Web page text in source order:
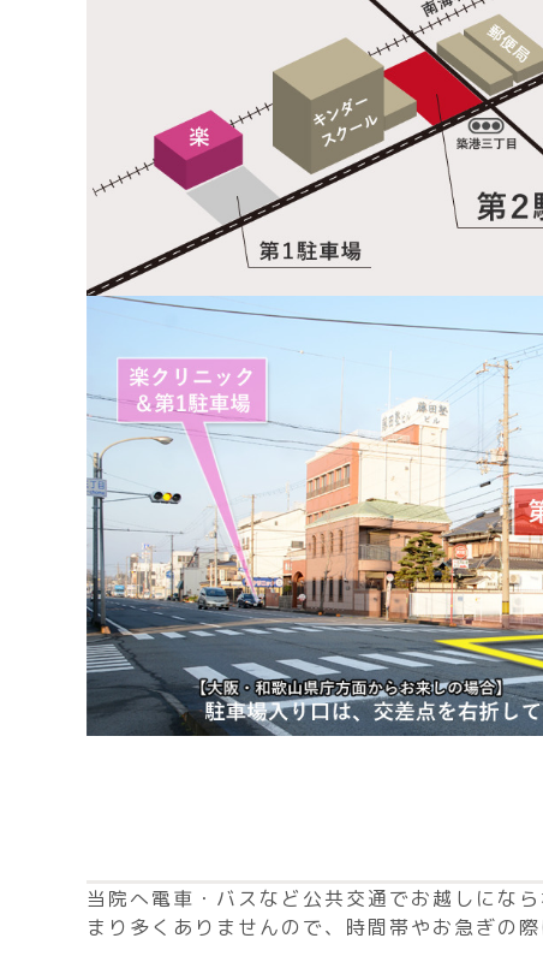
当院へ電車・バスなど公共交通でお越しにな
まり多くありませんので、時間帯やお急ぎの